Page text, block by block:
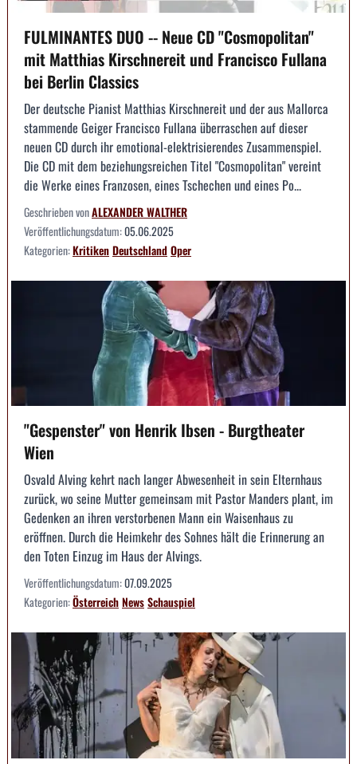
FULMINANTES DUO -- Neue CD "Cosmopolitan"
mit Matthias Kirschnereit und Francisco Fullana
bei Berlin Classics
Der deutsche Pianist Matthias Kirschnereit und der aus Mallorca
stammende Geiger Francisco Fullana überraschen auf dieser
neuen CD durch ihr emotional-elektrisierendes Zusammenspiel.
Die CD mit dem beziehungsreichen Titel "Cosmopolitan" vereint
die Werke eines Franzosen, eines Tschechen und eines Po...
Geschrieben vonALEXANDER WALTHER
Veröffentlichungsdatum:05.06.2025
Kategorien:KritikenDeutschlandOper
"Gespenster" von Henrik Ibsen - Burgtheater
Wien
Osvald Alving kehrt nach langer Abwesenheit in sein Elternhaus
zurück, wo seine Mutter gemeinsam mit Pastor Manders plant, im
Gedenken an ihren verstorbenen Mann ein Waisenhaus zu
eröffnen. Durch die Heimkehr des Sohnes hält die Erinnerung an
den Toten Einzug im Haus der Alvings.
Veröffentlichungsdatum:07.09.2025
Kategorien:ÖsterreichNewsSchauspiel